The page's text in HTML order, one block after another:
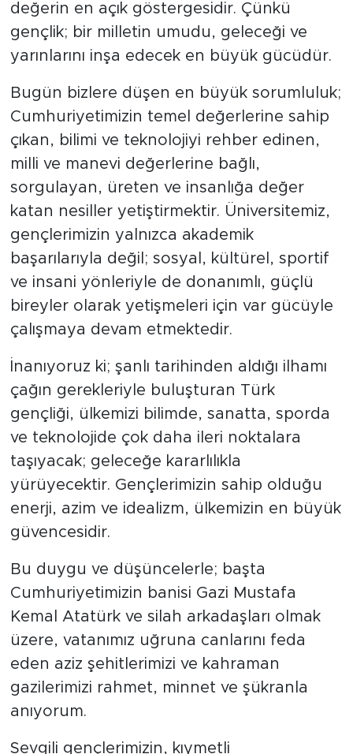
değerin en açık göstergesidir. Çünkü
gençlik; bir milletin umudu, geleceği ve
yarınlarını inşa edecek en büyük gücüdür.
Bugün bizlere düşen en büyük sorumluluk;
Cumhuriyetimizin temel değerlerine sahip
çıkan, bilimi ve teknolojiyi rehber edinen,
milli ve manevi değerlerine bağlı,
sorgulayan, üreten ve insanlığa değer
katan nesiller yetiştirmektir. Üniversitemiz,
gençlerimizin yalnızca akademik
başarılarıyla değil; sosyal, kültürel, sportif
ve insani yönleriyle de donanımlı, güçlü
bireyler olarak yetişmeleri için var gücüyle
çalışmaya devam etmektedir.
İnanıyoruz ki; şanlı tarihinden aldığı ilhamı
çağın gerekleriyle buluşturan Türk
gençliği, ülkemizi bilimde, sanatta, sporda
ve teknolojide çok daha ileri noktalara
taşıyacak; geleceğe kararlılıkla
yürüyecektir. Gençlerimizin sahip olduğu
enerji, azim ve idealizm, ülkemizin en büyük
güvencesidir.
Bu duygu ve düşüncelerle; başta
Cumhuriyetimizin banisi Gazi Mustafa
Kemal Atatürk ve silah arkadaşları olmak
üzere, vatanımız uğruna canlarını feda
eden aziz şehitlerimizi ve kahraman
gazilerimizi rahmet, minnet ve şükranla
anıyorum.
Sevgili gençlerimizin, kıymetli